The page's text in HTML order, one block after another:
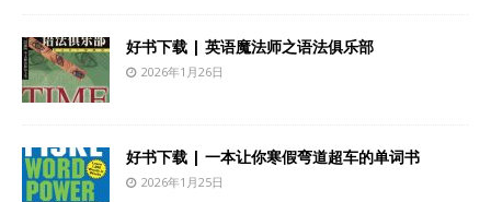
好书下载 | 英语魔法师之语法俱乐部
2026年1月26日
好书下载 | 一本让你寒假弯道超车的单词书
2026年1月25日